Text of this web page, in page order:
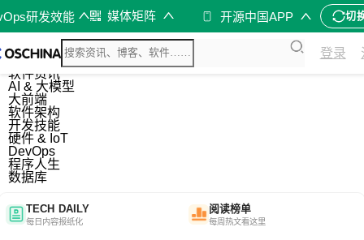
研发效能 媒体矩阵 开源中国APP 切
登录
综合
开源资讯
软件资讯
AI & 大模型
大前端
软件架构
开发技能
硬件 & IoT
DevOps
程序人生
数据库
TECH DAILY
每日内容报纸化
阅读榜单
每周热文看这里